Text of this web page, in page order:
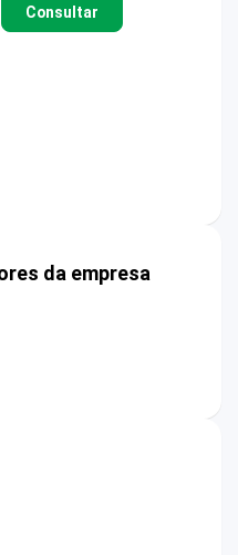
Consultar
da empresa